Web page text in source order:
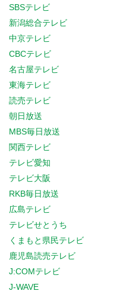
SBSテレビ
新潟総合テレビ
中京テレビ
CBCテレビ
名古屋テレビ
東海テレビ
読売テレビ
朝日放送
MBS毎日放送
関西テレビ
テレビ愛知
テレビ大阪
RKB毎日放送
広島テレビ
テレビせとうち
くまもと県民テレビ
鹿児島読売テレビ
J:COMテレビ
J-WAVE